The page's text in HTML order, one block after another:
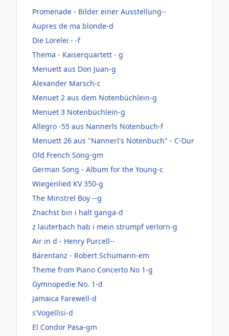
Promenade - Bilder einer Ausstellung--
Aupres de ma blonde-d
Die Lorelei - -f
Thema - Kaiserquartett - g
Menuett aus Don Juan-g
Alexander Marsch-c
Menuet 2 aus dem Notenbüchlein-g
Menuet 3 Notenbüchlein-g
Allegro -55 aus Nannerls Notenbuch-f
Menuett 26 aus "Nannerl's Notenbuch" - C-Dur
Old French Song-gm
German Song - Album for the Young-c
Wiegenlied KV 350-g
The Minstrel Boy --g
Znachst bin i halt ganga-d
z lauterbach hab i mein strumpf verlorn-g
Air in d - Henry Purcell--
Bärentanz - Robert Schumann-em
Theme from Piano Concerto No 1-g
Gymnopedie No. 1-d
Jamaica Farewell-d
s'Vogellisi-d
El Condor Pasa-gm